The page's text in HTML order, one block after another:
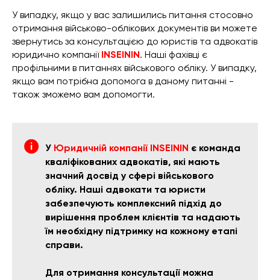
У випадку, якщо у вас залишились питання стосовно
отримання військово-облікових документів ви можете
звернутись за консультацією до юристів та адвокатів
юридично компанії INSEININ. Наші фахівці є
профільними в питаннях військового обліку. У випадку,
якщо вам потрібна допомога в даному питанні -
також зможемо вам допомогти.
У Юридичній компанії INSEININ є команда
кваліфікованих адвокатів, які мають
значний досвід у сфері військового
обліку. Наші адвокати та юристи
забезпечують комплексний підхід до
вирішення проблем клієнтів та надають
їм необхідну підтримку на кожному етапі
справи.
Для отримання консультації можна